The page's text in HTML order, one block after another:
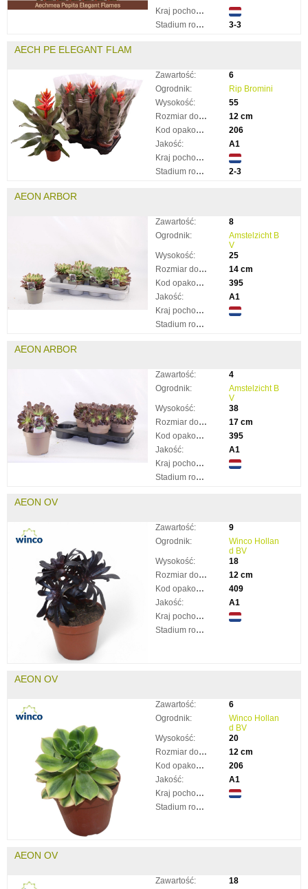
Kraj pochodzenia:
Stadium rozkwitnięcia:
3-3
AECH PE ELEGANT FLAM
Zawartość:
6
Ogrodnik:
Rip Bromini
Wysokość:
55
Rozmiar doniczki:
12 cm
Kod opakowania:
206
Jakość:
A1
Kraj pochodzenia:
Stadium rozkwitnięcia:
2-3
AEON ARBOR
Zawartość:
8
Ogrodnik:
Amstelzicht B
V
Wysokość:
25
Rozmiar doniczki:
14 cm
Kod opakowania:
395
Jakość:
A1
Kraj pochodzenia:
Stadium rozkwitnięcia:
AEON ARBOR
Zawartość:
4
Ogrodnik:
Amstelzicht B
V
Wysokość:
38
Rozmiar doniczki:
17 cm
Kod opakowania:
395
Jakość:
A1
Kraj pochodzenia:
Stadium rozkwitnięcia:
AEON OV
Zawartość:
9
Ogrodnik:
Winco Hollan
d BV
Wysokość:
18
Rozmiar doniczki:
12 cm
Kod opakowania:
409
Jakość:
A1
Kraj pochodzenia:
Stadium rozkwitnięcia:
AEON OV
Zawartość:
6
Ogrodnik:
Winco Hollan
d BV
Wysokość:
20
Rozmiar doniczki:
12 cm
Kod opakowania:
206
Jakość:
A1
Kraj pochodzenia:
Stadium rozkwitnięcia:
AEON OV
Zawartość:
18